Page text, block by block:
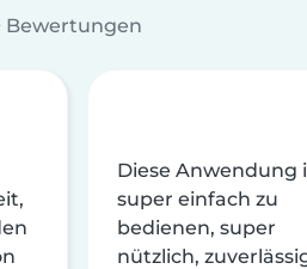
Bewertungen
Diese Anwendung
super einfach zu
bedienen, super
nützlich,